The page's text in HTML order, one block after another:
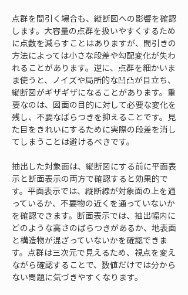
点群を間引く場合も、縦断図への影響を確認
します。大容量の点群を扱いやすくするため
に点数を減らすことはありますが、間引きの
方法によっては小さな段差や勾配変化が失わ
れることがあります。逆に、点群を細かいま
ま使うと、ノイズや局所的な凹凸が目立ち、
縦断図がギザギザになることがあります。重
要なのは、図面の目的に対して必要な変化を
残し、不要なばらつきを抑えることです。見
た目をきれいにするために実際の段差を消し
てしまうことは避けるべきです。
抽出した対象面は、縦断図にする前に平面表
示と断面表示の両方で確認すると効果的で
す。平面表示では、縦断線が対象面の上を通
っているか、不要物の近くを通っていないか
を確認できます。断面表示では、抽出幅内に
どのような高さのばらつきがあるか、地表面
と構造物が混ざっていないかを確認できま
す。点群は三次元で見えるため、視点を変え
ながら確認することで、数値だけでは分から
ない問題に気づきやすくなります。